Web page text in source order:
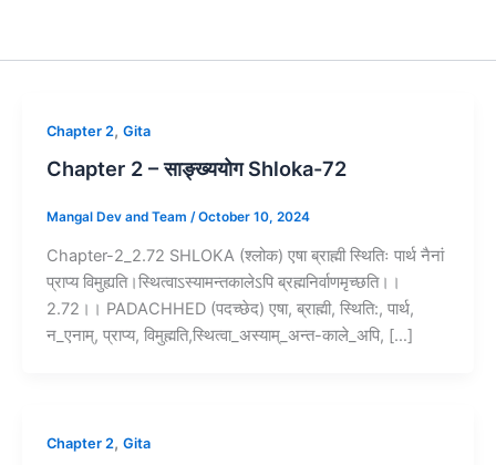
Chapter 2, Gita
Chapter 2 – साङ्ख्ययोग Shloka-72
Mangal Dev and Team /October 10, 2024
Chapter-2_2.72 SHLOKA (श्लोक) एषा ब्राह्मी स्थितिः पार्थ नैनां
प्राप्य विमुह्यति।स्थित्वाऽस्यामन्तकालेऽपि ब्रह्मनिर्वाणमृच्छति।।
2.72।। PADACHHED (पदच्छेद) एषा, ब्राह्मी, स्थिति:, पार्थ,
न_एनाम्‌, प्राप्य, विमुह्मति,स्थित्वा_अस्याम्_अन्त-काले_अपि, […]
Chapter 2, Gita